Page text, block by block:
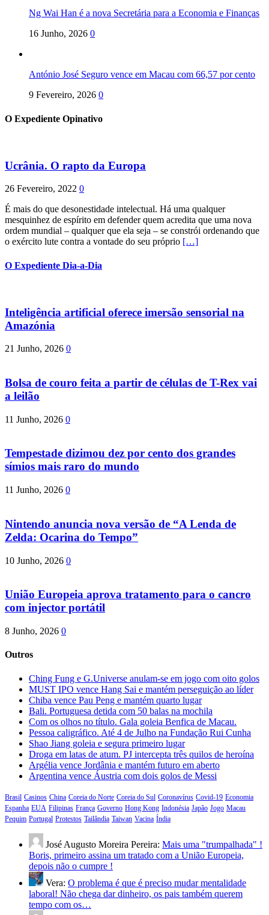
Ng Wai Han é a nova Secretária para a Economia e Finanças
16 Junho, 2026 0
António José Seguro vence em Macau com 66,57 por cento
9 Fevereiro, 2026 0
O Expediente Opinativo
Ucrânia. O rapto da Europa
26 Fevereiro, 2022 0
É mais do que desonestidade intelectual. Há uma qualquer
mesquinhez de espírito em defender quem acredita que uma nova
ordem mundial – qualquer que ela seja – se constrói ordenando que
o exército lute contra a vontade do seu próprio […]
O Expediente Dia-a-Dia
Inteligência artificial oferece imersão sensorial na
Amazónia
21 Junho, 2026 0
Bolsa de couro feita a partir de células de T-Rex vai
a leilão
11 Junho, 2026 0
Tempestade dizimou dez por cento dos grandes
símios mais raro do mundo
11 Junho, 2026 0
Nintendo anuncia nova versão de “A Lenda de
Zelda: Ocarina do Tempo”
10 Junho, 2026 0
União Europeia aprova tratamento para o cancro
com injector portátil
8 Junho, 2026 0
Outros
Ching Fung e G.Universe anulam-se em jogo com oito golos
MUST IPO vence Hang Sai e mantém perseguição ao líder
Chiba vence Pau Peng e mantém quarto lugar
Bali. Portuguesa detida com 50 balas na mochila
Com os olhos no título. Gala goleia Benfica de Macau.
Pessoa caligráfico. Até 4 de Julho na Fundação Rui Cunha
Shao Jiang goleia e segura primeiro lugar
Droga em latas de atum. PJ intercepta três quilos de heroína
Argélia vence Jordânia e mantém futuro em aberto
Argentina vence Áustria com dois golos de Messi
Brasil Casinos China Coreia do Norte Coreia do Sul Coronavírus Covid-19 Economia
Espanha EUA Filipinas França Governo Hong Kong Indonésia Japão Jogo Macau
Pequim Portugal Protestos Tailândia Taiwan Vacina Índia
José Augusto Moreira Pereira: Mais uma "trumpalhada" !
Boris, primeiro assina um tratado com a União Europeia,
depois não o cumpre !
Vera: O problema é que é preciso mudar mentalidade
laboral! Não chega dar dinheiro, os pais também querem
tempo com os…